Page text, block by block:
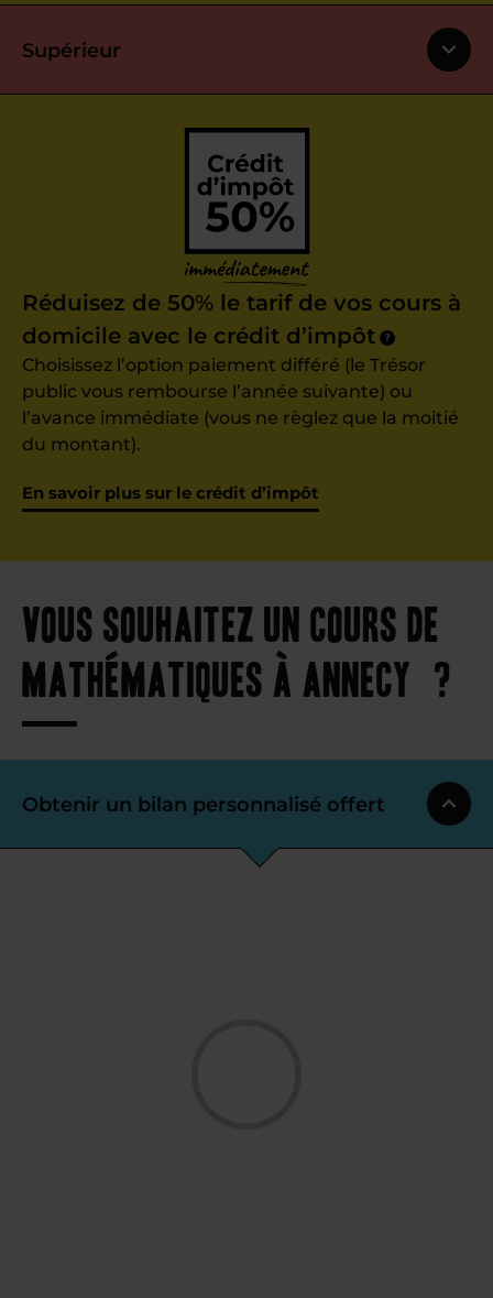
Supérieur
Réduisez de 50% le tarif de vos cours à
domicile avec le crédit d’impôt
?
Choisissez l’option paiement différé (le Trésor
public vous rembourse l’année suivante) ou
l’avance immédiate (vous ne règlez que la moitié
du montant).
En savoir plus sur le crédit d’impôt
Vous souhaitez un cours de
mathématiques à Annecy ?
Obtenir un bilan personnalisé offert